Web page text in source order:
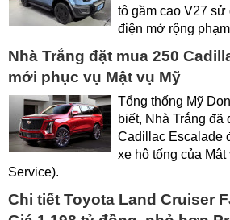
tô gầm cao V27 sử
điện mở rộng
Nhà Trắng đặt mua 250
mới phục vụ Mật vụ Mỹ
Tổng thống Mỹ
biết, Nhà Trắng đã
Cadillac Escalade
xe hộ tống của Mật
Service).
Chi tiết Toyota Land Cruiser